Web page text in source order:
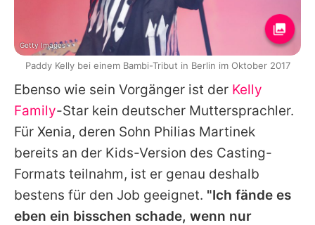
Ebenso wie sein Vorgänger ist der Kelly
Family-Star kein deutscher Muttersprachler.
Für Xenia, deren Sohn Philias Martinek
bereits an der Kids-Version des Casting-
Formats teilnahm, ist er genau deshalb
bestens für den Job geeignet. "Ich fände es
eben ein bisschen schade, wenn nur
Getty Images
Paddy Kelly bei einem Bambi-Tribut in Berlin im Oktober 2017